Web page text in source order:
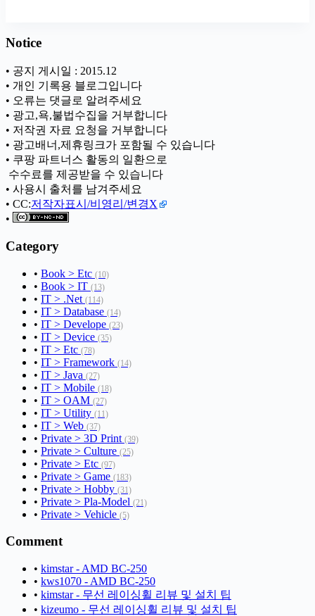
Notice
• 공지 게시일 : 2015.12
• 개인 기록용 블로그입니다
• 오류는 댓글로 알려주세요
• 광고,욕,불법수집을 거부합니다
• 저작권 자료 요청을 거부합니다
• 광고배너,제휴링크가 포함될 수 있습니다
• 쿠팡 파트너스 활동의 일환으로
ㅤ 수수료를 제공받을 수 있습니다
• 사용시 출처를 남겨주세요
• CC:저작자표시/비영리/변경X
•
Category
• Book > Etc (10)
• Book > IT (13)
• IT > .Net (114)
• IT > Database (14)
• IT > Develope (23)
• IT > Device (35)
• IT > Etc (78)
• IT > Framework (14)
• IT > Java (27)
• IT > Mobile (18)
• IT > OAM (27)
• IT > Utility (11)
• IT > Web (37)
• Private > 3D Print (39)
• Private > Culture (25)
• Private > Etc (97)
• Private > Game (183)
• Private > Hobby (31)
• Private > Pla-Model (21)
• Private > Vehicle (5)
Comment
• kimstar - AMD BC-250
• kws1070 - AMD BC-250
• kimstar - 무선 레이싱휠 리뷰 및 설치 팁
• kizeumo - 무선 레이싱휠 리뷰 및 설치 팁